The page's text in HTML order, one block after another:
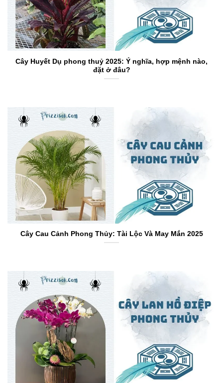
Cây Huyết Dụ phong thuỷ 2025: Ý nghĩa, hợp mệnh nào,
đặt ở đâu?
Cây Cau Cảnh Phong Thủy: Tài Lộc Và May Mắn 2025